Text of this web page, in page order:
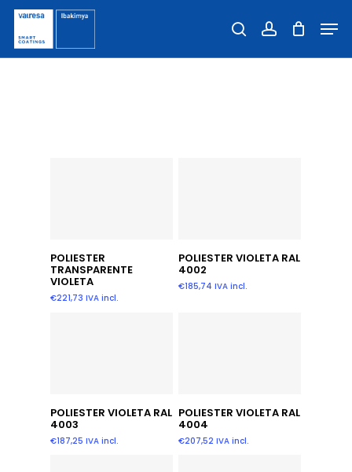
Skip
main
content
searchaccountClose
Leer Más
POLIESTER
TRANSPARENTE
VIOLETA
€221,73 IVA incl.
Añadir Al Carrito
POLIESTER VIOLETA RAL
4002
€185,74 IVA incl.
Añadir Al Carrito
POLIESTER VIOLETA RAL
4003
€187,25 IVA incl.
Añadir Al Carrito
POLIESTER VIOLETA RAL
4004
€207,52 IVA incl.